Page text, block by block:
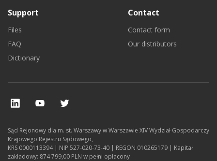
Support
Files
FAQ
Dictionary
Contact
Contact form
Our distributors
Sąd Rejonowy dla m. st. Warszawy w Warszawie XIV Wydział Gospodarczy
Krajowego Rejestru Sądowego,
KRS 0000113394 | NIP 527-020-73-40 | REGON 010265179 | Kapitał
zakładowy: 874 799,00 PLN w pełni opłacony